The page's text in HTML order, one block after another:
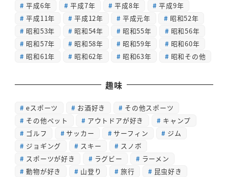
平成6年
平成7年 平成8年
平成9年
平成11年
平成12年 平成元年
昭和52年
昭和53年
昭和54年 昭和55年
昭和56年
昭和57年
昭和58年 昭和59年
昭和60年
昭和61年
昭和62年 昭和63年 昭和その他
趣味
eスポーツ お酒好き
その他スポーツ
その他ペット
アウトドアが好き
キャンプ
ゴルフ
サッカー サーフィン
ジム
ジョギング
スキー
スノボ
スポーツが好き
ラグビー
ラーメン
動物が好き
山登り 旅行
昆虫好き